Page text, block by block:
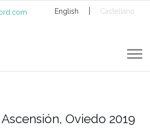
English Castellano
Oviedo 2019